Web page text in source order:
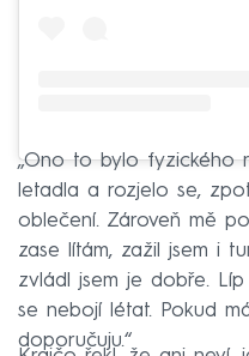
„Ono to bylo fyzického
letadla a rozjelo se,
oblečení. Zároveň mě
zase lítám, zažil jsem i
zvládl jsem je dobře.
se nebojí létat. Pokud
doporučuju.“